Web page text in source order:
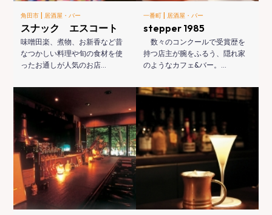
角田市 | 居酒屋・バー
スナック エスコート
味噌田楽、煮物、お新香など昔
なつかしい料理や旬の食材を使
ったお通しが人気のお店…
一番町 | 居酒屋・バー
stepper 1985
数々のコンクールで受賞歴を
持つ店主が腕をふるう、隠れ家
のようなカフェ&バー。…